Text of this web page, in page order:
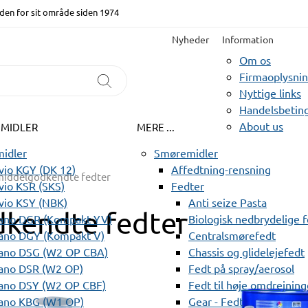
for sit område siden 1974
Nyheder Information
Om os
Nyttige links
About us
KGY (DK 12)
KSR (SKS)
KSY (NBK)
DGR (Kompakt YV)
DGY (Kompakt V)
DSG (W2 OP CBA)
DSR (W2 OP)
DSY (W2 OP CBF)
KBG (W1 OP)
MERE ...
Smøremidler
Affedtning-rensning
Fedter
Anti seize Pasta
Biologisk nedbrydelige
Centralsmørefedt
Chassis og glidelejefedt
Fedt på spray/aerosol
Fedt til høje
Gear - Fedt
fedter
fedter